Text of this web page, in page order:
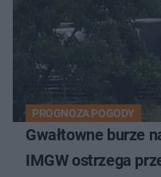
PROGNOZA POGODY
Gwałtowne burze
IMGW ostrzega